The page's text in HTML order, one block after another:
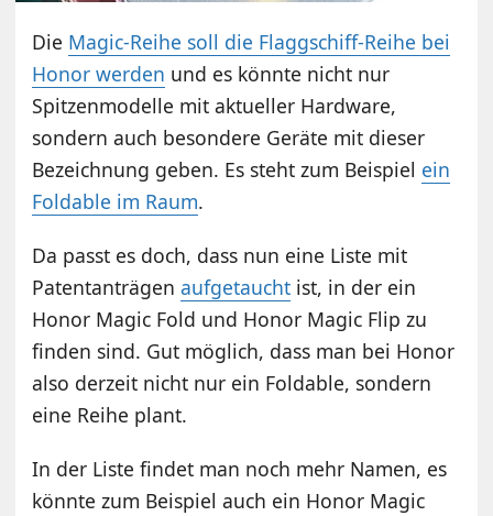
Die Magic-Reihe soll die Flaggschiff-Reihe bei
Honor werden und es könnte nicht nur
Spitzenmodelle mit aktueller Hardware,
sondern auch besondere Geräte mit dieser
Bezeichnung geben. Es steht zum Beispiel ein
Foldable im Raum.
Da passt es doch, dass nun eine Liste mit
Patentanträgenaufgetaucht ist, in der ein
Honor Magic Fold und Honor Magic Flip zu
finden sind. Gut möglich, dass man bei Honor
also derzeit nicht nur ein Foldable, sondern
eine Reihe plant.
In der Liste findet man noch mehr Namen, es
könnte zum Beispiel auch ein Honor Magic